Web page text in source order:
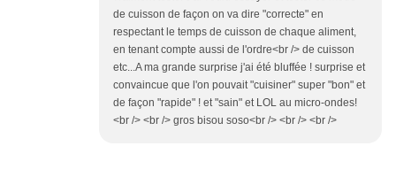
de cuisson de façon on va dire "correcte" en
respectant le temps de cuisson de chaque aliment,
en tenant compte aussi de l'ordre<br /> de cuisson
etc...A ma grande surprise j'ai été bluffée ! surprise et
convaincue que l'on pouvait "cuisiner" super "bon" et
de façon "rapide" ! et "sain" et LOL au micro-ondes!
<br /> <br /> gros bisou soso<br /> <br /> <br />